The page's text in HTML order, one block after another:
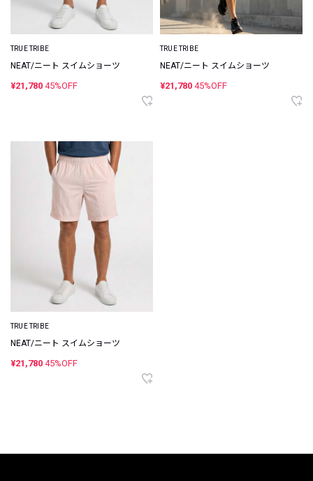
TRUE TRIBE
NEAT/ニート スイムショーツ
¥21,780 45%OFF
TRUE TRIBE
NEAT/ニート スイムショーツ
¥21,780 45%OFF
TRUE TRIBE
NEAT/ニート スイムショーツ
¥21,780 45%OFF